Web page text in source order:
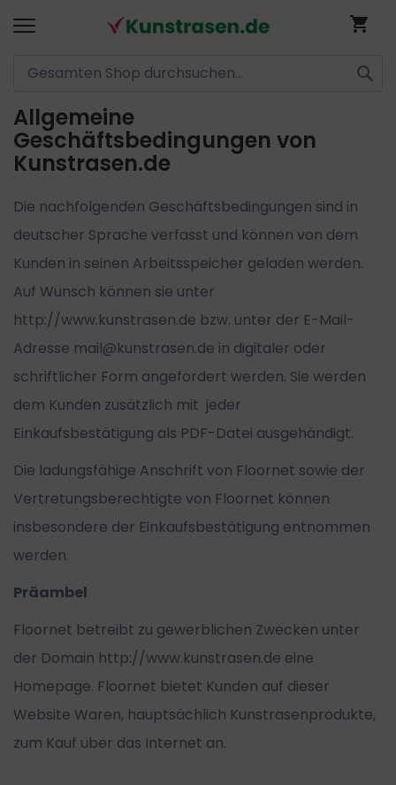
Direkt
zum
Inhalt
Allgemeine
Geschäftsbedingungen von
Kunstrasen.de
Die nachfolgenden Geschäftsbedingungen sind in
deutscher Sprache verfasst und können von dem
Kunden in seinen Arbeitsspeicher geladen werden.
Auf Wunsch können sie unter
http://www.kunstrasen.de bzw. unter der E-Mail-
Adresse mail@kunstrasen.de in digitaler oder
schriftlicher Form angefordert werden. Sie werden
dem Kunden zusätzlich mit jeder
Einkaufsbestätigung als PDF-Datei ausgehändigt.
Die ladungsfähige Anschrift von Floornet sowie der
Vertretungsberechtigte von Floornet können
insbesondere der Einkaufsbestätigung entnommen
werden.
Präambel
Floornet betreibt zu gewerblichen Zwecken unter
der Domain http://www.kunstrasen.de eine
Homepage. Floornet bietet Kunden auf dieser
Website Waren, hauptsächlich Kunstrasenprodukte,
zum Kauf über das Internet an.